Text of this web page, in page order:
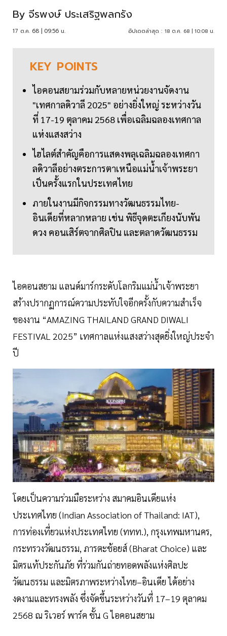
By จีรพงษ์ ประเสริฐพลกรัง
17 ต.ค. 68 | 09:56 น. อัปเดตล่าสุด : 18 ต.ค. 68 | 10:08 น.
KEY POINTS
ไอคอนสยามร่วมกับหลายหน่วยงานจัดงาน
"เทศกาลดิวาลี 2025" อย่างยิ่งใหญ่ ระหว่างวัน
ที่ 17-19 ตุลาคม 2568 เพื่อเฉลิมฉลองเทศกาล
แห่งแสงสว่าง
ไฮไลต์สำคัญคือการแสดงพลุเฉลิมฉลองเทศกา
ลดิวาลีอย่างตระการตาเหนือแม่น้ำเจ้าพระยา
เป็นครั้งแรกในประเทศไทย
ภายในงานมีกิจกรรมทางวัฒนธรรมไทย-
อินเดียที่หลากหลาย เช่น พิธีจุดตะเกียงนับพัน
ดวง คอนเสิร์ตจากศิลปิน และตลาดวัฒนธรรม
ไอคอนสยาม แลนด์มาร์กระดับโลกริมแม่น้ำเจ้าพระยา
สร้างปรากฏการณ์ความประทับใจอีกครั้งกับความสำเร็จ
ของงาน “AMAZING THAILAND GRAND DIWALI
FESTIVAL 2025” เทศกาลแห่งแสงสว่างสุดยิ่งใหญ่ประจำ
ปี
โดยเป็นความร่วมมือระหว่าง สมาคมอินเดียแห่ง
ประเทศไทย (Indian Association of Thailand: IAT),
การท่องเที่ยวแห่งประเทศไทย (ททท.), กรุงเทพมหานคร,
กระทรวงวัฒนธรรม, ภารตะช้อยส์ (Bharat Choice) และ
มิตรแท้ประกันภัย ที่ร่วมกันถ่ายทอดพลังแห่งศิลปะ
วัฒนธรรม และมิตรภาพระหว่างไทย–อินเดีย ได้อย่าง
งดงามและทรงพลัง ซึ่งจัดขึ้นระหว่างวันที่ 17–19 ตุลาคม
2568 ณ ริเวอร์ พาร์ค ชั้น G ไอคอนสยาม